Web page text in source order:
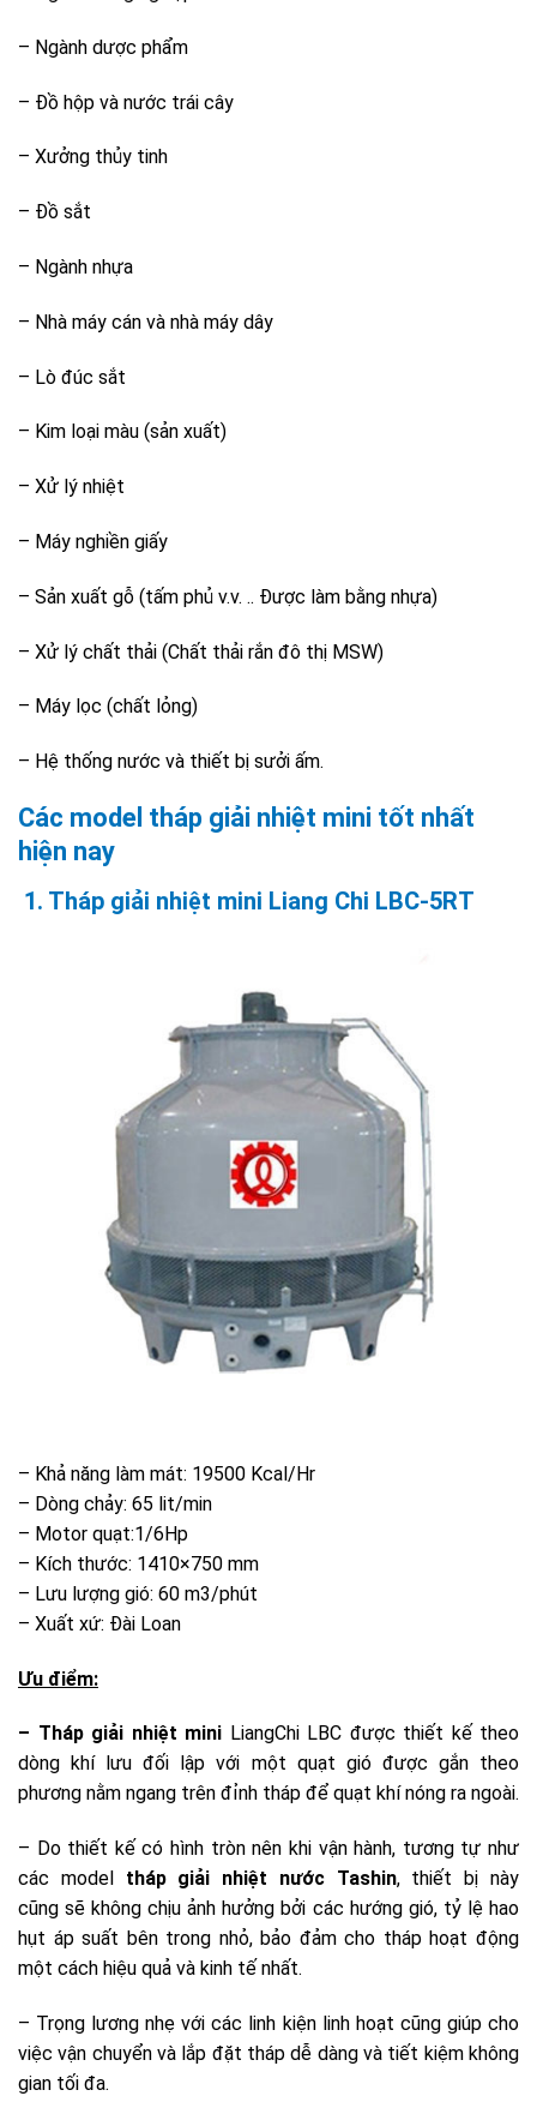
– Ngành dược phẩm
– Đồ hộp và nước trái cây
– Xưởng thủy tinh
– Đồ sắt
– Ngành nhựa
– Nhà máy cán và nhà máy dây
– Lò đúc sắt
– Kim loại màu (sản xuất)
– Xử lý nhiệt
– Máy nghiền giấy
– Sản xuất gỗ (tấm phủ v.v. .. Được làm bằng nhựa)
– Xử lý chất thải (Chất thải rắn đô thị MSW)
– Máy lọc (chất lỏng)
– Hệ thống nước và thiết bị sưởi ấm.
Các model tháp giải nhiệt mini tốt nhất
hiện nay
1. Tháp giải nhiệt mini Liang Chi LBC-5RT
– Khả năng làm mát: 19500 Kcal/Hr
– Dòng chảy: 65 lit/min
– Motor quạt:1/6Hp
– Kích thước: 1410×750 mm
– Lưu lượng gió: 60 m3/phút
– Xuất xứ: Đài Loan
Ưu điểm:
– Tháp giải nhiệt mini LiangChi LBC được thiết kế theo
dòng khí lưu đối lập với một quạt gió được gắn theo
phương nằm ngang trên đỉnh tháp để quạt khí nóng ra ngoài.
– Do thiết kế có hình tròn nên khi vận hành, tương tự như
các model tháp giải nhiệt nước Tashin, thiết bị này
cũng sẽ không chịu ảnh hưởng bởi các hướng gió, tỷ lệ hao
hụt áp suất bên trong nhỏ, bảo đảm cho tháp hoạt động
một cách hiệu quả và kinh tế nhất.
– Trọng lương nhẹ với các linh kiện linh hoạt cũng giúp cho
việc vận chuyển và lắp đặt tháp dễ dàng và tiết kiệm không
gian tối đa.